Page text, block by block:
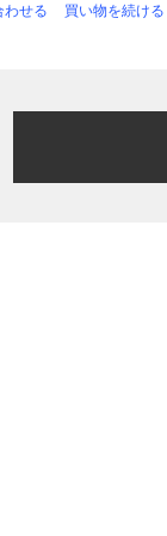
わせる 買い物を続ける